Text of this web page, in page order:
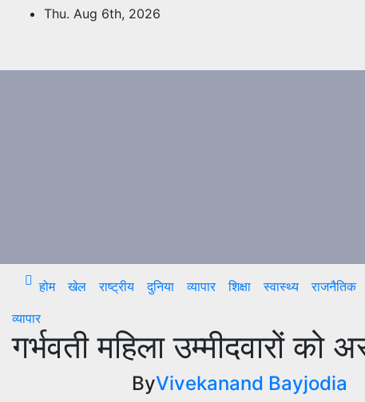
Thu. Aug 6th, 2026
होम खेल राष्ट्रीय दुनिया व्यापार शिक्षा स्वास्थ्य राजनैतिक
व्यापार
गर्भवती महिला उम्मीदवारों
ByVivekanand Bayjodia